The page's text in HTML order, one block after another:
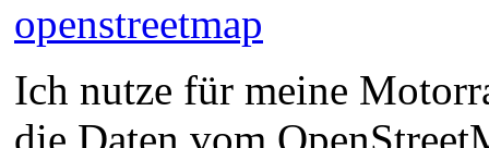
Ich nutze für meine
die Daten vom